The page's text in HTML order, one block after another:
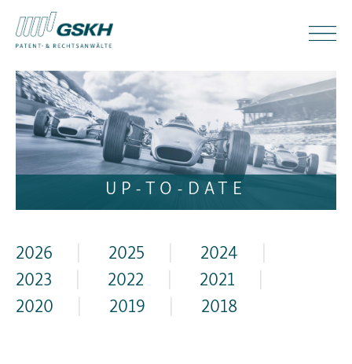
UP-TO-DATE
2026 2025 2024
2023
2022 2021
2020
2019 2018